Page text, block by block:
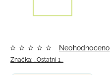
Značka: _Ostatní 1_
Neohodnoceno